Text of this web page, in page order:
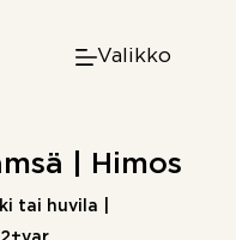
Valikko
| Himos
tai huvila |